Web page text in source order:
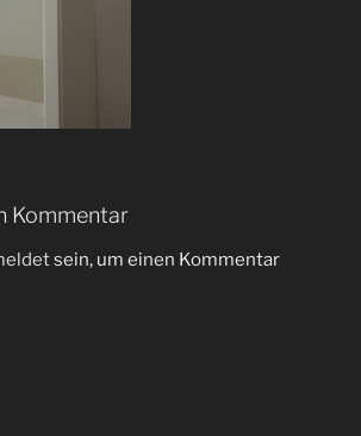
Kommentar
sein, um einen Kommentar